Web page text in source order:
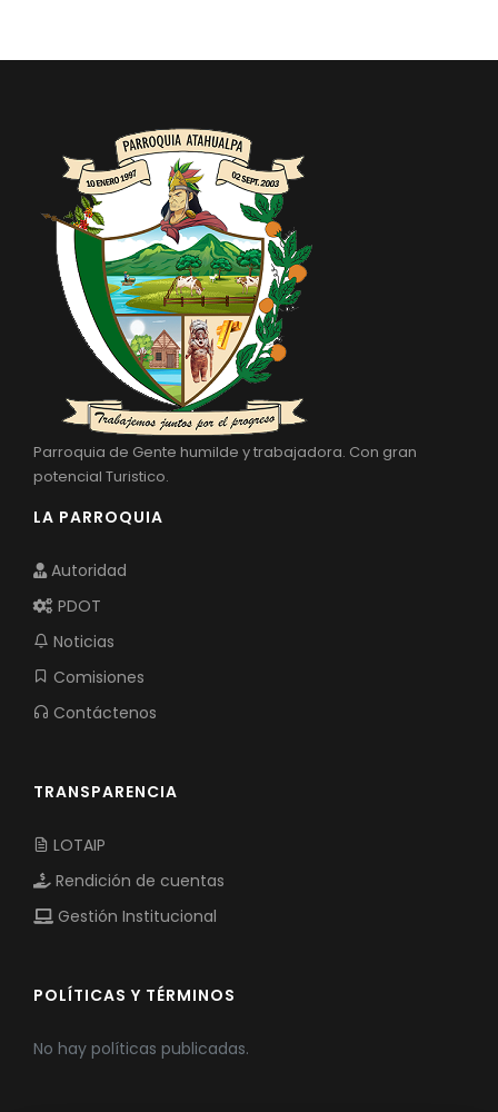
Parroquia de Gente humilde y trabajadora. Con gran
potencial Turistico.
LA PARROQUIA
Autoridad
PDOT
Noticias
Comisiones
Contáctenos
TRANSPARENCIA
LOTAIP
Rendición de cuentas
Gestión Institucional
POLÍTICAS Y TÉRMINOS
No hay políticas publicadas.